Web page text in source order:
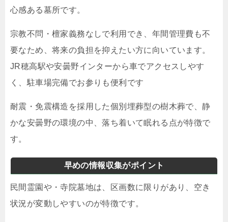
心感ある墓所です。
宗教不問・檀家義務なしで利用でき、年間管理費も不
要なため、将来の負担を抑えたい方に向いています。
JR穂高駅や安曇野インターから車でアクセスしやす
く、駐車場完備でお参りも便利です
耐震・免震構造を採用した個別埋葬型の樹木葬で、静
かな安曇野の環境の中、落ち着いて眠れる点が特徴で
す。
早めの情報収集がポイント
民間霊園や・寺院墓地は、区画数に限りがあり、空き
状況が変動しやすいのが特徴です。